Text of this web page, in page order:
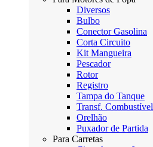
Diversos
Bulbo
Conector Gasolina
Corta Circuito
Kit Mangueira
Pescador
Rotor
Registro
Tampa do Tanque
Transf. Combustível
Orelhão
Puxador de Partida
Para Carretas